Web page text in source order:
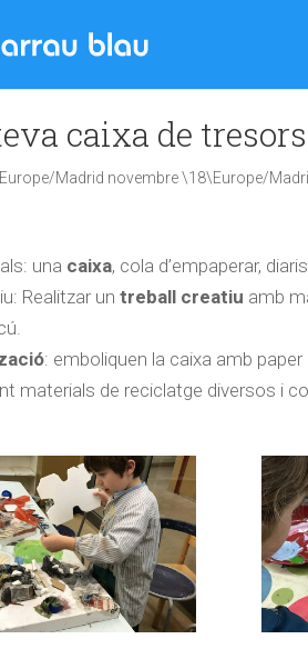
caixa de tresors
Madrid novembre \18\Europe/
una caixa, cola d’empaperar,
Realitzar un treball creatiu amb
: emboliquen la caixa amb
materials de reciclatge diversos i